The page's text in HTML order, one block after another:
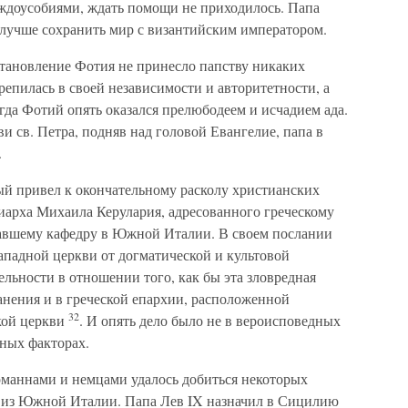
ждать помощи не приходилось. Папа
сохранить мир с византийским императором.
Фотия не принесло папству никаких
в своей независимости и авторитетности, а
Фотий опять оказался прелюбодеем и исчадием ада.
св. Петра, подняв над головой Евангелие, папа в
привел к окончательному расколу христианских
Михаила Керулария, адресованного греческому
кафедру в Южной Италии. В своем послании
церкви от догматической и культовой
в отношении того, как бы эта зловредная
и в греческой епархии, расположенной
церкви 32. И опять дело было не в вероисповедных
факторах.
и немцами удалось добиться некоторых
из Южной Италии. Папа Лев IX назначил в Сицилию